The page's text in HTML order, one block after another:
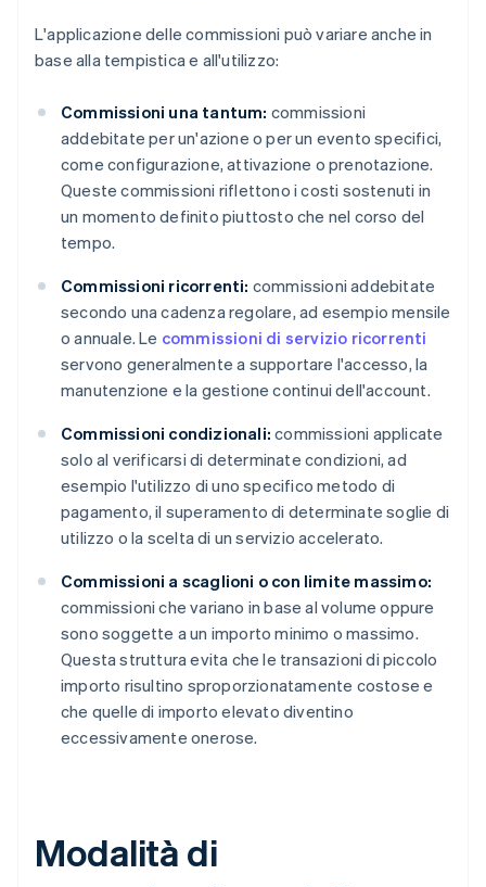
L'applicazione delle commissioni può variare anche in
base alla tempistica e all'utilizzo:
Commissioni una tantum: commissioni
addebitate per un'azione o per un evento specifici,
come configurazione, attivazione o prenotazione.
Queste commissioni riflettono i costi sostenuti in
un momento definito piuttosto che nel corso del
tempo.
Commissioni ricorrenti: commissioni addebitate
secondo una cadenza regolare, ad esempio mensile
o annuale. Le commissioni di servizio ricorrenti
servono generalmente a supportare l'accesso, la
manutenzione e la gestione continui dell'account.
Commissioni condizionali: commissioni applicate
solo al verificarsi di determinate condizioni, ad
esempio l'utilizzo di uno specifico metodo di
pagamento, il superamento di determinate soglie di
utilizzo o la scelta di un servizio accelerato.
Commissioni a scaglioni o con limite massimo:
commissioni che variano in base al volume oppure
sono soggette a un importo minimo o massimo.
Questa struttura evita che le transazioni di piccolo
importo risultino sproporzionatamente costose e
che quelle di importo elevato diventino
eccessivamente onerose.
Modalità di